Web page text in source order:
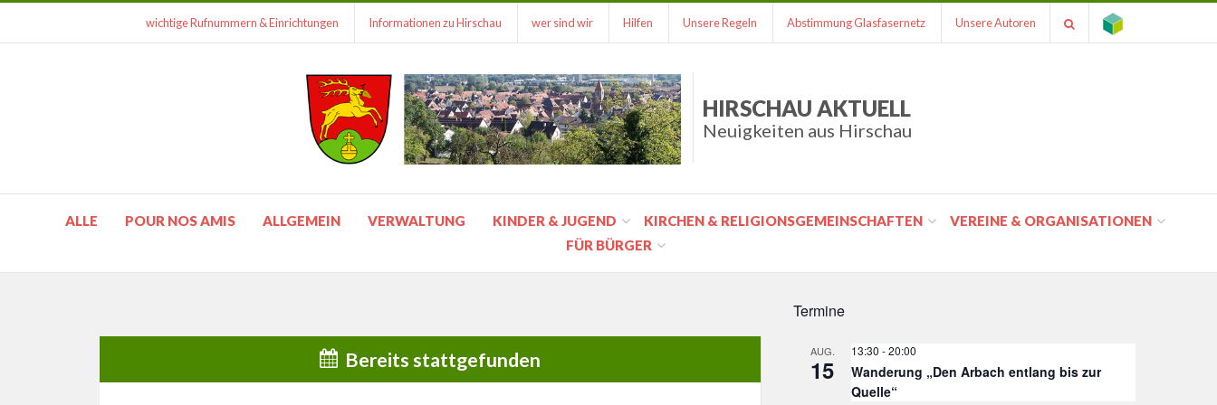
wichtige Rufnummern & Einrichtungen Informationen zu Hirschau wer sind wir Hilfen Unsere Regeln Abstimmung Glasfasernetz Unsere Autoren
HIRSCHAU AKTUELL
Neuigkeiten aus Hirschau
ALLE POUR NOS AMIS ALLGEMEIN VERWALTUNG KINDER & JUGEND KIRCHEN & RELIGIONSGEMEINSCHAFTEN
VEREINE & ORGANISATIONEN
FÜR BÜRGER
Bereits stattgefunden
Termine
AUG.
15
13:30 -20:00
Wanderung „Den Arbach entlang bis zur
Quelle“